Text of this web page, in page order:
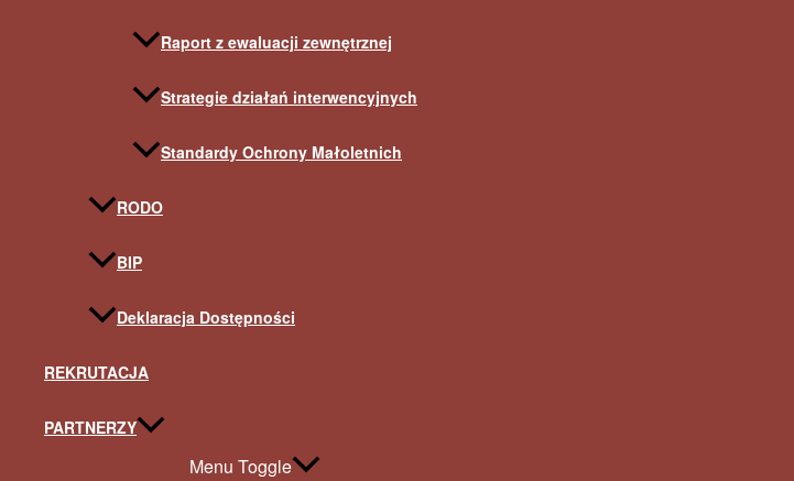
Raport z ewaluacji zewnętrznej
Strategie działań interwencyjnych
Standardy Ochrony Małoletnich
RODO
BIP
Deklaracja Dostępności
REKRUTACJA
PARTNERZY
Menu Toggle